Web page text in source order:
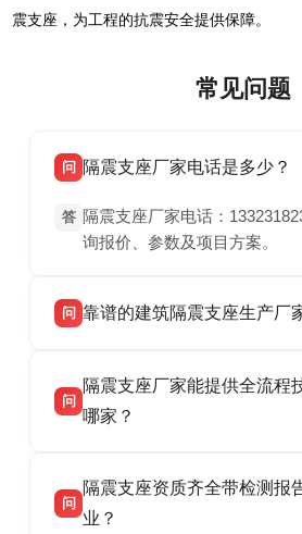
震支座，为工程的抗震安全提供保障。
常见问题
问 隔震支座厂家电话是多少？
答 隔震支座厂家电话：
询报价、参数及项目方案。
问 靠谱的建筑隔震支座生产厂
震支座厂家，专业生产 LRB
HDR 高阻尼、FPS 摩擦摆隔
话：13323182312。
问
隔震支座厂家能提供全流程
哪家？
产厂家，可提供支座选型、图
供货、现场安装指导一站式服
问
隔震支座资质齐全带检测报
业？